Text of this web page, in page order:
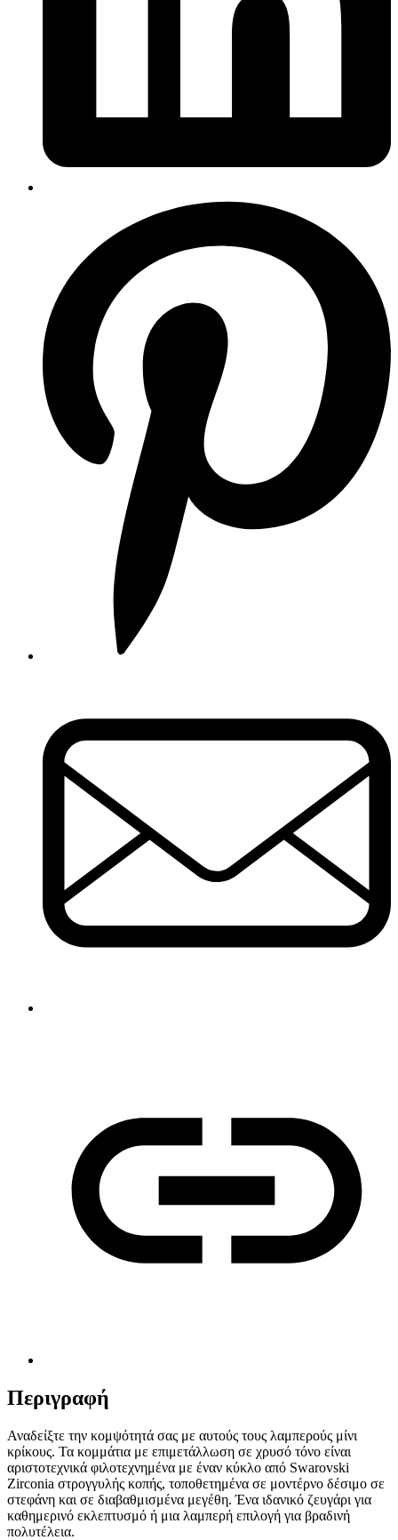
Περιγραφή
Αναδείξτε την κομψότητά σας με αυτούς τους λαμπερούς μίνι
κρίκους. Τα κομμάτια με επιμετάλλωση σε χρυσό τόνο είναι
αριστοτεχνικά φιλοτεχνημένα με έναν κύκλο από Swarovski
Zirconia στρογγυλής κοπής, τοποθετημένα σε μοντέρνο δέσιμο σε
στεφάνη και σε διαβαθμισμένα μεγέθη. Ένα ιδανικό ζευγάρι για
καθημερινό εκλεπτυσμό ή μια λαμπερή επιλογή για βραδινή
πολυτέλεια.